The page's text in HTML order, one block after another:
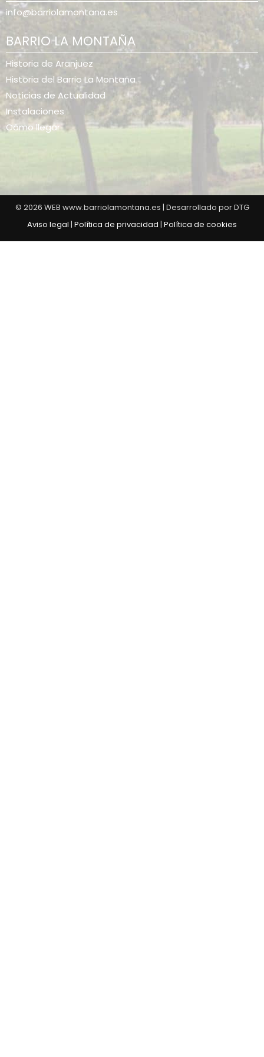
info@barriolamontana.es
BARRIO LA MONTAÑA
Historia de Aranjuez
Historia del Barrio La Montaña
Noticias de Actualidad
Instalaciones
Cómo llegar
© 2026 WEB www.barriolamontana.es | Desarrollado por DTG
Aviso legal | Política de privacidad | Política de cookies